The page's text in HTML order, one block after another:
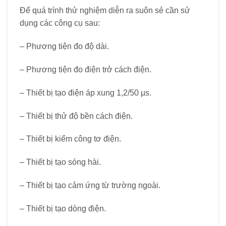
Để quá trình thử nghiệm diễn ra suôn sẻ cần sử
dụng các công cụ sau:
– Phương tiện đo độ dài.
– Phương tiện đo điện trở cách điện.
– Thiết bị tạo điện áp xung 1,2/50 µs.
– Thiết bị thử độ bền cách điện.
– Thiết bị kiểm công tơ điện.
– Thiết bị tạo sóng hài.
– Thiết bị tạo cảm ứng từ trường ngoài.
– Thiết bị tạo dòng điện.